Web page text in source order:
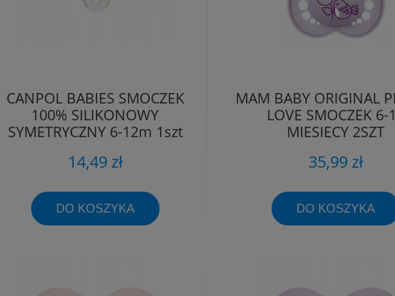
CANPOL BABIES SMOCZEK
100% SILIKONOWY
SYMETRYCZNY 6-12m 1szt
14,49 zł
DO KOSZYKA
MAM BABY ORIGINAL
LOVE SMOCZEK 6-
MIESIĘCY 2SZT
35,99 zł
DO KOSZYKA